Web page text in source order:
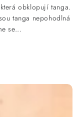
obklopují tanga.
tanga nepohodlná
se...